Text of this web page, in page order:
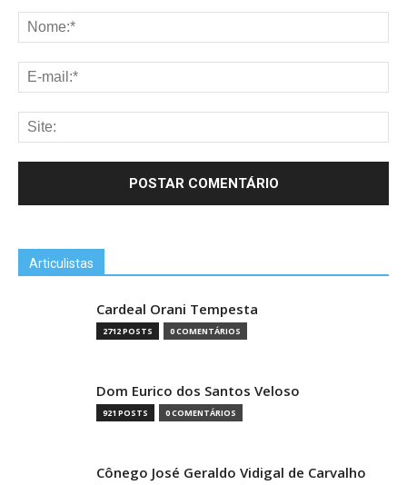
Articulistas
Cardeal Orani Tempesta
2712 POSTS 0 COMENTÁRIOS
Dom Eurico dos Santos Veloso
921 POSTS 0 COMENTÁRIOS
Cônego José Geraldo Vidigal de Carvalho